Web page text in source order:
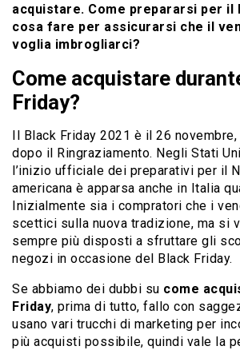
acquistare. Come prepararsi per il
cosa fare per assicurarsi che il
voglia imbrogliarci?
Come acquistare
Friday?
Il Black Friday 2021 è il 26
dopo il Ringraziamento. Negli Stati
l’inizio ufficiale dei preparativi per il
americana è apparsa anche in Italia
Inizialmente sia i compratori che i
scettici sulla nuova tradizione, ma si
sempre più disposti a sfruttare gli
negozi in occasione del Black Friday.
Se abbiamo dei dubbi su come
Friday, prima di tutto, fallo con
usano vari trucchi di marketing per
più acquisti possibile, quindi vale la